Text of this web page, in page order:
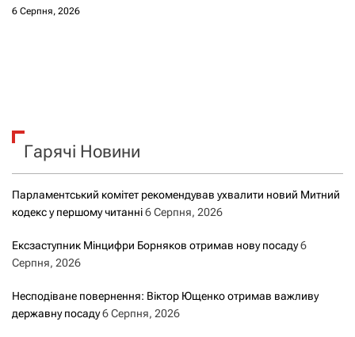
6 Серпня, 2026
Гарячі Новини
Парламентський комітет рекомендував ухвалити новий Митний
кодекс у першому читанні6 Серпня, 2026
Ексзаступник Мінцифри Борняков отримав нову посаду6
Серпня, 2026
Несподіване повернення: Віктор Ющенко отримав важливу
державну посаду6 Серпня, 2026